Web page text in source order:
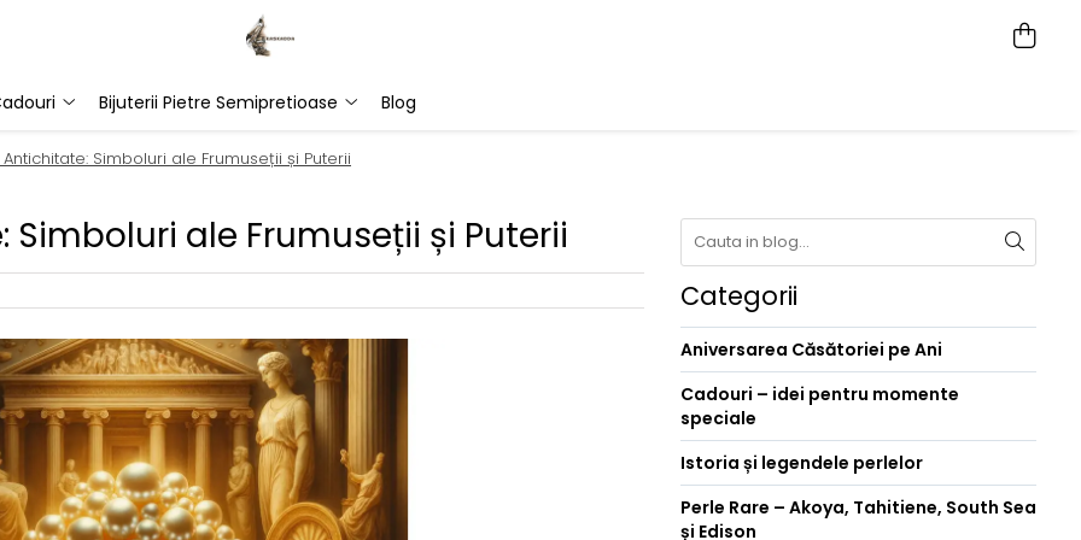
Bijuterii Pietre Semipretioase Blog
Simboluri ale Frumuseții și Puterii
ale Frumuseții și Puterii
Categorii
Aniversarea Căsătoriei pe Ani
Cadouri – idei pentru momente
speciale
Istoria și legendele perlelor
Perle Rare – Akoya, Tahitiene, South Sea
și Edison